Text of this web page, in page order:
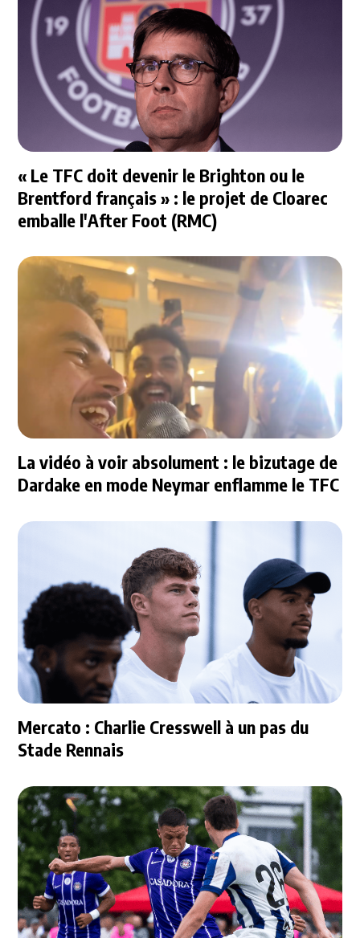
« Le TFC doit devenir le Brighton ou le
Brentford français » : le projet de Cloarec
emballe l'After Foot (RMC)
La vidéo à voir absolument : le bizutage de
Dardake en mode Neymar enflamme le TFC
Mercato : Charlie Cresswell à un pas du
Stade Rennais